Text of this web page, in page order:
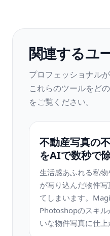
関連するユ
プロフェッショナル
これらのツールをど
をご覧ください。
不動産写真の
をAIで数秒で
生活感あふれる私
が写り込んだ物件
てしまいます。
Photoshopのスキ
いな物件写真に仕上